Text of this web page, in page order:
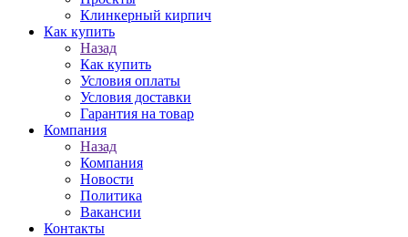
Клинкерный кирпич
Как купить
Назад
Как купить
Условия оплаты
Условия доставки
Гарантия на товар
Компания
Назад
Компания
Новости
Политика
Вакансии
Контакты